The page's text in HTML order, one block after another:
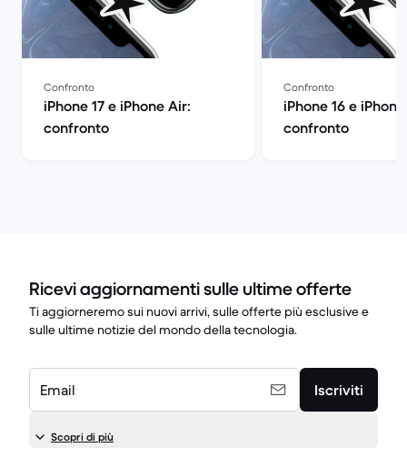
Confronto
iPhone 17 e iPhone Air:
confronto
Confronto
iPhone 16 e iPhone
confronto
Ricevi aggiornamenti sulle ultime offerte
Ti aggiorneremo sui nuovi arrivi, sulle offerte più esclusive e
sulle ultime notizie del mondo della tecnologia.
Email Iscriviti
Scopri di più